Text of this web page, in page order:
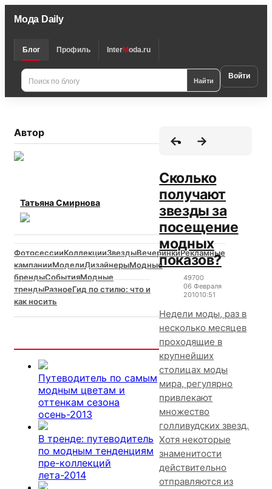
Мода Daily
Блог Профиль InterModa.ru
Найти Войти
Автор
Татьяна Смирнова
ФотосессииКоллекцииЗвездыВечеринкиРекламные
кампанииМоделиДизайнерыМодные
брендыСобытияМодные
трендыРазноеГид по стилю: что и
как носить
Путеводитель по самым
модным цветам и
оттенкам сезона
осень-2013
В тренде: путеводитель
по модным тенденциям
пре-коллекций
лета-2014
Сколько
получают
звезды за
посещение
модных
показов?
49700
06 Февраля
201010:51
Недели моды, раз в
несколько месяцев
проходящие в
крупнейших
столицах моды
мира, регулярно
привлекают
множество
голливудских звезд.
Хотя некоторые
знаменитости
действительно
отправляются из